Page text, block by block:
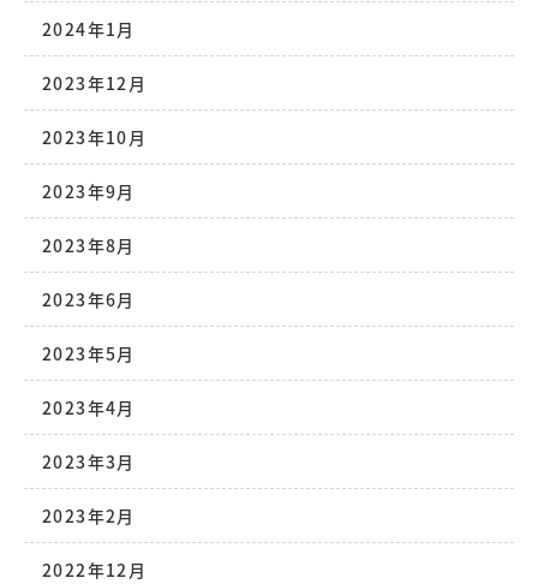
2024年1月
2023年12月
2023年10月
2023年9月
2023年8月
2023年6月
2023年5月
2023年4月
2023年3月
2023年2月
2022年12月